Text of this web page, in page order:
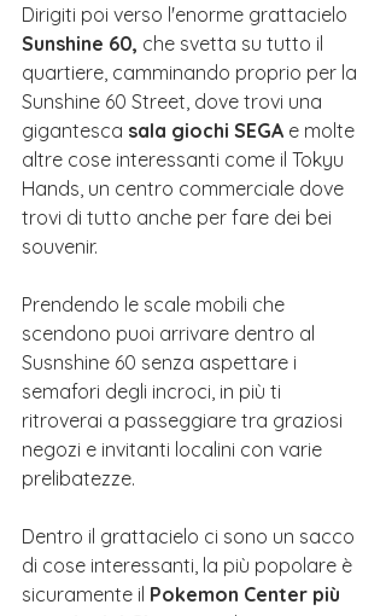
Dirigiti poi verso l'enorme grattacielo
Sunshine 60, che svetta su tutto il
quartiere, camminando proprio per la
Sunshine 60 Street, dove trovi una
gigantesca sala giochi SEGA e molte
altre cose interessanti come il Tokyu
Hands, un centro commerciale dove
trovi di tutto anche per fare dei bei
souvenir.
Prendendo le scale mobili che
scendono puoi arrivare dentro al
Susnshine 60 senza aspettare i
semafori degli incroci, in più ti
ritroverai a passeggiare tra graziosi
negozi e invitanti localini con varie
prelibatezze.
Dentro il grattacielo ci sono un sacco
di cose interessanti, la più popolare è
sicuramente il Pokemon Center più